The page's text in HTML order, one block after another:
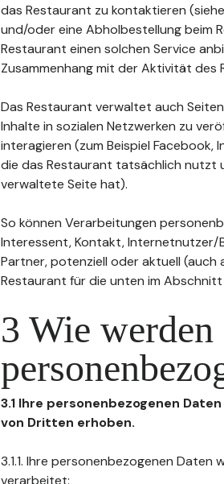
das Restaurant zu kontaktieren
und/oder eine Abholbestellung beim
Restaurant einen solchen Service
Zusammenhang mit der Aktivität des
Das Restaurant verwaltet auch
Inhalte in sozialen Netzwerken zu
interagieren (zum Beispiel
die das Restaurant tatsächlich nutzt
verwaltete Seite hat).
So können Verarbeitungen
Interessent, Kontakt, Internetnutzer/
Partner, potenziell oder aktuell
Restaurant für die unten im
3 Wie
3.1 Ihre personenbezogenen
von Dritten erhoben.
3.1.1. Ihre personenbezogenen
verarbeitet: